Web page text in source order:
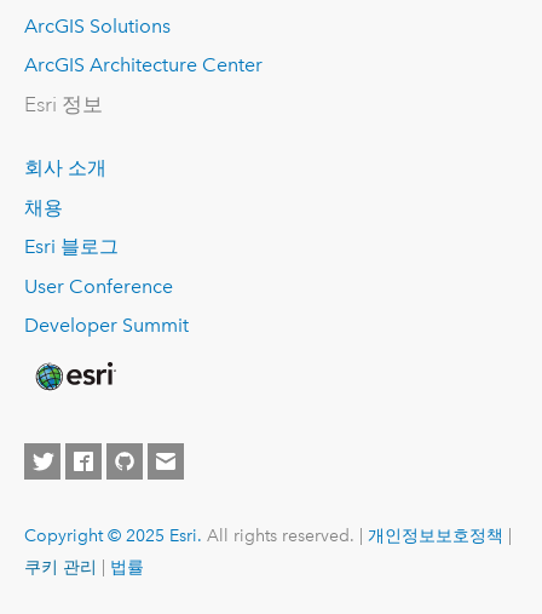
ArcGIS Solutions
ArcGIS Architecture Center
Esri 정보
회사 소개
채용
Esri 블로그
User Conference
Developer Summit
Copyright © 2025 Esri. All rights reserved. | 개인정보보호정책
쿠키 관리
법률